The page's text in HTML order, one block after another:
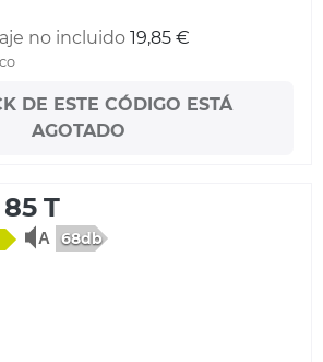
no incluido 19,85 €
DE ESTE CÓDIGO ESTÁ
AGOTADO
T
68db